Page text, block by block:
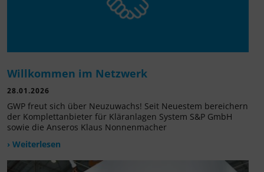
Willkommen im Netzwerk
28.01.2026
GWP freut sich über Neuzuwachs! Seit Neuestem bereichern
der Komplettanbieter für Kläranlagen System S&P GmbH
sowie die Anseros Klaus Nonnenmacher
› Weiterlesen